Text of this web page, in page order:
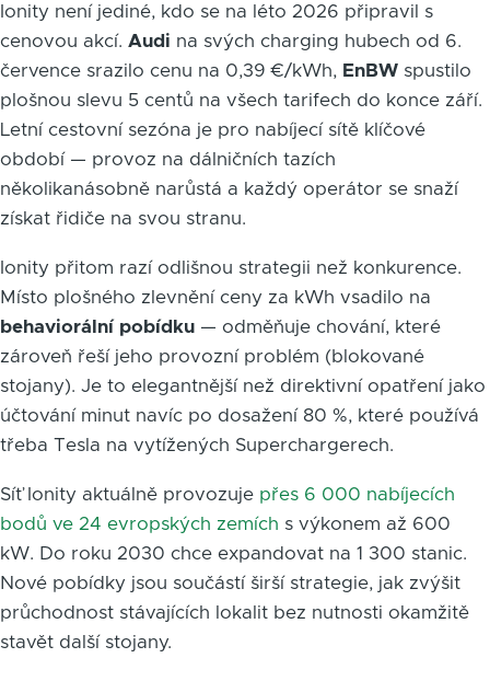
Ionity není jediné, kdo se na léto 2026 připravil s
cenovou akcí. Audi na svých charging hubech od 6.
července srazilo cenu na 0,39 €/kWh, EnBW spustilo
plošnou slevu 5 centů na všech tarifech do konce září.
Letní cestovní sezóna je pro nabíjecí sítě klíčové
období — provoz na dálničních tazích
několikanásobně narůstá a každý operátor se snaží
získat řidiče na svou stranu.
Ionity přitom razí odlišnou strategii než konkurence.
Místo plošného zlevnění ceny za kWh vsadilo na
behaviorální pobídku — odměňuje chování, které
zároveň řeší jeho provozní problém (blokované
stojany). Je to elegantnější než direktivní opatření jako
účtování minut navíc po dosažení 80 %, které používá
třeba Tesla na vytížených Superchargerech.
Síť Ionity aktuálně provozuje přes 6 000 nabíjecích
bodů ve 24 evropských zemích s výkonem až 600
kW. Do roku 2030 chce expandovat na 1 300 stanic.
Nové pobídky jsou součástí širší strategie, jak zvýšit
průchodnost stávajících lokalit bez nutnosti okamžitě
stavět další stojany.